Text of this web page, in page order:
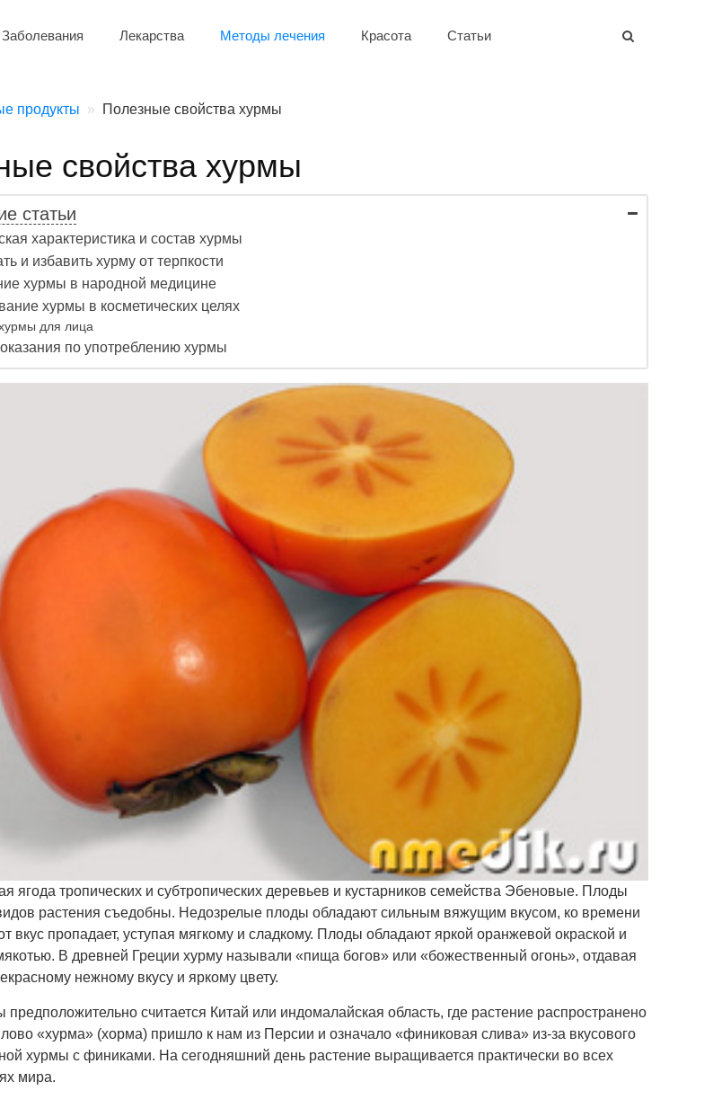
Заболевания Лекарства Методы лечения Красота Статьи
продукты Полезные свойства хурмы
свойства хурмы
статьи
характеристика и состав хурмы
и избавить хурму от терпкости
хурмы в народной медицине
хурмы в косметических целях
для лица
по употреблению хурмы
ягода тропических и субтропических деревьев и кустарников семейства Эбеновые. Плоды
растения съедобны. Недозрелые плоды обладают сильным вяжущим вкусом, ко времени
вкус пропадает, уступая мягкому и сладкому. Плоды обладают яркой оранжевой окраской и
В древней Греции хурму называли «пища богов» или «божественный огонь», отдавая
нежному вкусу и яркому цвету.
предположительно считается Китай или индомалайская область, где растение распространено
«хурма» (хорма) пришло к нам из Персии и означало «финиковая слива» из-за вкусового
хурмы с финиками. На сегодняшний день растение выращивается практически во всех
мира.